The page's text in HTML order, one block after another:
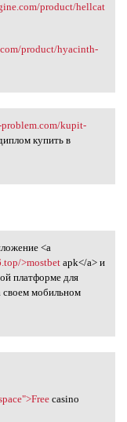
product/hellcat
product/hyacinth-
bez
kupit-
купить в
<a
>mostbetapk</a> и
платформе для
своем мобильном
casino